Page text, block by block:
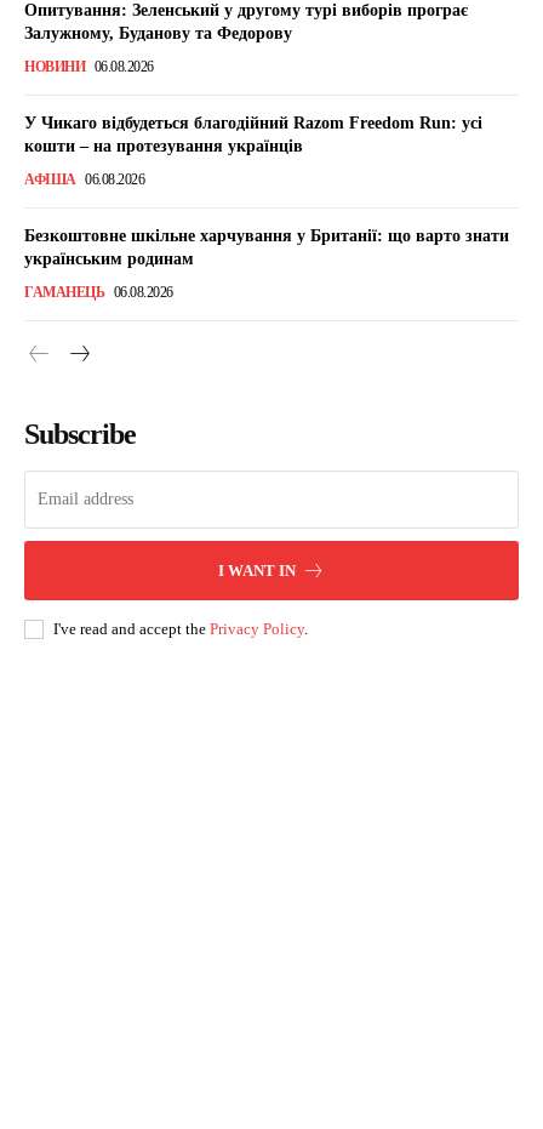
Опитування: Зеленський у другому турі виборів програє
Залужному, Буданову та Федорову
НОВИНИ 06.08.2026
У Чикаго відбудеться благодійний Razom Freedom Run: усі
кошти – на протезування українців
АФІША 06.08.2026
Безкоштовне шкільне харчування у Британії: що варто знати
українським родинам
ГАМАНЕЦЬ 06.08.2026
Subscribe
I WANT IN
I've read and accept the Privacy Policy.